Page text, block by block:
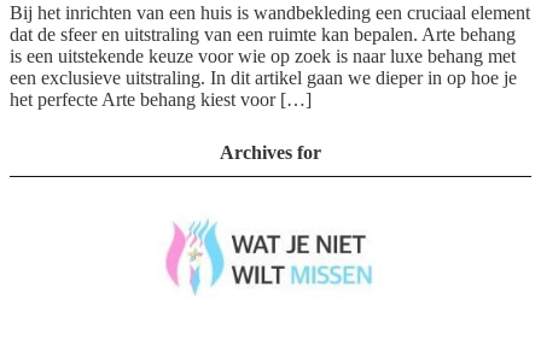
Bij het inrichten van een huis is wandbekleding een cruciaal element
dat de sfeer en uitstraling van een ruimte kan bepalen. Arte behang
is een uitstekende keuze voor wie op zoek is naar luxe behang met
een exclusieve uitstraling. In dit artikel gaan we dieper in op hoe je
het perfecte Arte behang kiest voor […]
Archives for